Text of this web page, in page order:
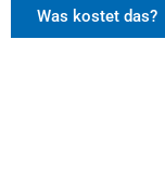
Was kostet das?